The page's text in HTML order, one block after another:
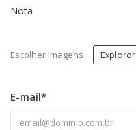
Nota
Escolher Imagens Explorar
E-mail*